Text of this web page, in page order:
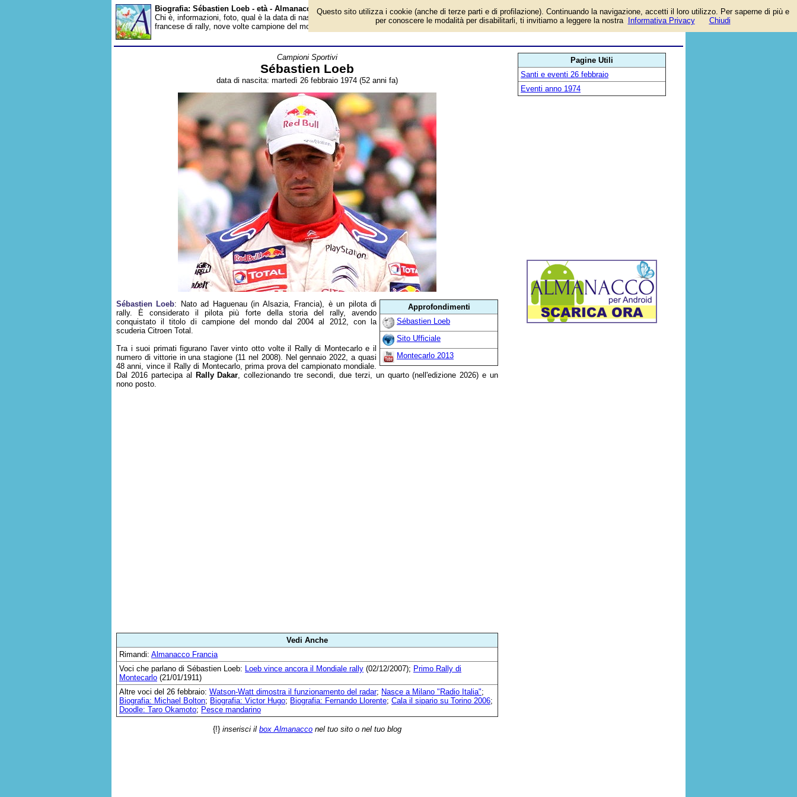
Biografia: Sébastien Loeb - età - Almanacco
Chi è, informazioni, foto, qual è la data di nascita, età, dove è nato, cosa ha fatto Sébastien Loeb, pilota
francese di rally, nove volte campione del mondo. Breve biografia. Voce dell'Almanacco.
Campioni Sportivi
Sébastien Loeb
data di nascita: martedì 26 febbraio 1974 (52 anni fa)
Approfondimenti
Sébastien Loeb
Sito Ufficiale
Montecarlo 2013
Sébastien Loeb: Nato ad Haguenau (in Alsazia, Francia), è un pilota di
rally. È considerato il pilota più forte della storia del rally, avendo
conquistato il titolo di campione del mondo dal 2004 al 2012, con la
scuderia Citroen Total.
Tra i suoi primati figurano l'aver vinto otto volte il Rally di Montecarlo e il
numero di vittorie in una stagione (11 nel 2008). Nel gennaio 2022, a quasi
48 anni, vince il Rally di Montecarlo, prima prova del campionato mondiale.
Dal 2016 partecipa al
Rally Dakar, collezionando tre secondi, due terzi, un quarto (nell'edizione 2026) e un
nono posto.
Vedi Anche
Rimandi: Almanacco Francia
Voci che parlano di Sébastien Loeb: Loeb vince ancora il Mondiale rally (02/12/2007); Primo Rally di
Montecarlo (21/01/1911)
Altre voci del 26 febbraio: Watson-Watt dimostra il funzionamento del radar; Nasce a Milano "Radio Italia";
Biografia: Michael Bolton; Biografia: Victor Hugo; Biografia: Fernando Llorente; Cala il sipario su Torino 2006;
Doodle: Taro Okamoto; Pesce mandarino
{!} inserisci il box Almanacco nel tuo sito o nel tuo blog
Pagine Utili
Santi e eventi 26 febbraio
Eventi anno 1974
Questo sito utilizza i cookie (anche di terze parti e di profilazione). Continuando la navigazione, accetti il loro utilizzo. Per saperne di più e
per conoscere le modalità per disabilitarli, ti invitiamo a leggere la nostra
Informativa Privacy Chiudi